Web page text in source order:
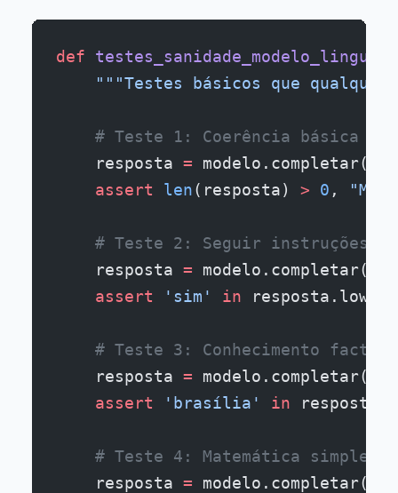
def
"""Testes básicos que qualquer
    # Teste 1: Coerência básica
    resposta
= modelo.completar(
    assert
len(resposta) > 0 ,
# Teste 2: Seguir instruções
    resposta
= modelo.completar(
    assert
'sim' in
# Teste 3: Conhecimento
    resposta
= modelo.completar(
    assert
'brasília' in
    # Teste 4: Matemática simples
    resposta
= modelo.completar(